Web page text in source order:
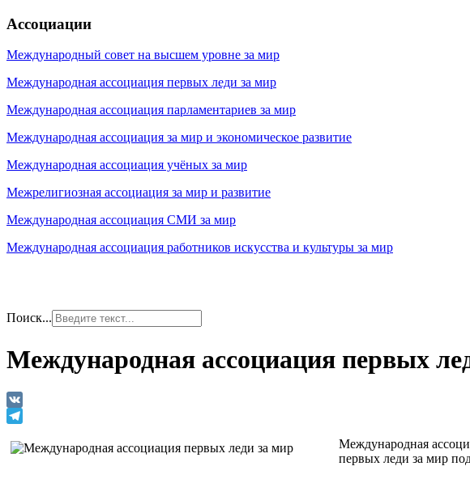
Ассоциации
Международный совет на высшем уровне за мир
Международная ассоциация первых леди за мир
Международная ассоциация парламентариев за мир
Международная ассоциация за мир и экономическое развитие
Международная ассоциация учёных за мир
Межрелигиозная ассоциация за мир и развитие
Международная ассоциация СМИ за мир
Международная ассоциация работников искусства и культуры за мир
Поиск...
Международная ассоциация первых
VK
Международная
первых леди за мир